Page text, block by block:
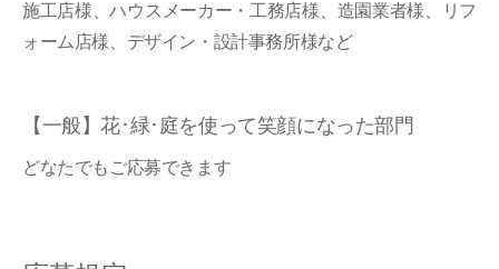
施工店様、ハウスメーカー・工務店様、造園業者様、リフ
ォーム店様、デザイン・設計事務所様など
【一般】花･緑･庭を使って笑顔になった部門
どなたでもご応募できます